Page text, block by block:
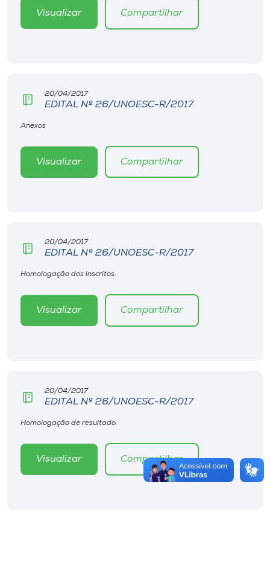
o idioma
Visualizar Compartilhar
20/04/2017
EDITAL Nº 26/UNOESC-R/2017
Anexos
Visualizar Compartilhar
20/04/2017
EDITAL Nº 26/UNOESC-R/2017
Homologação dos inscritos.
Visualizar Compartilhar
20/04/2017
EDITAL Nº 26/UNOESC-R/2017
Homologação de resultado.
Visualizar Compartilhar